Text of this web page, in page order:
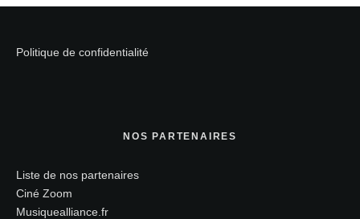
Politique de confidentialité
NOS PARTENAIRES
Liste de nos partenaires
Ciné Zoom
Musiquealliance.fr